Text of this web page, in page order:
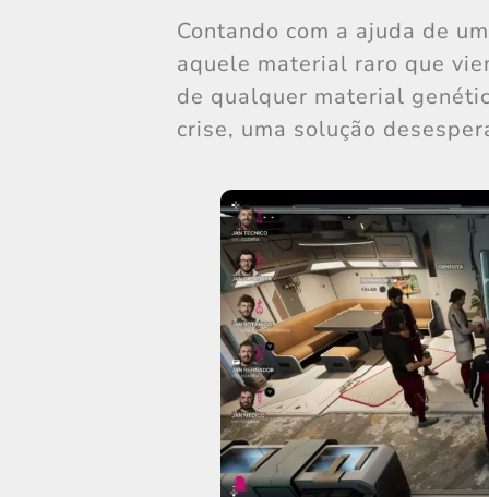
Contando com a ajuda de
aquele material raro que
de qualquer material
crise, uma solução